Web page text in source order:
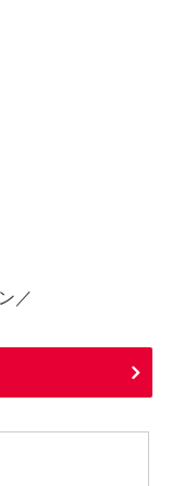
／